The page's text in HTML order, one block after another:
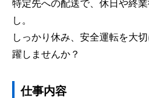
特定先への配送で、休日や終
し。
しっかり休み、安全運転を大
躍しませんか？
仕事内容